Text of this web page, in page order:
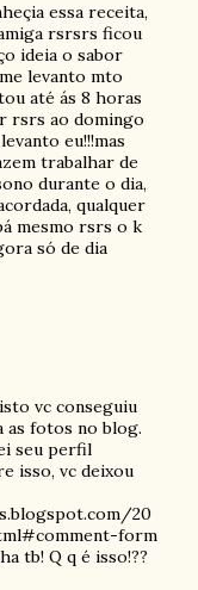
essa receita,
rsrsrs ficou
ideia o sabor
levanto mto
até ás 8 horas
rsrs ao domingo
eu!!!mas
trabalhar de
durante o dia,
qualquer
mesmo rsrs o k
só de dia
vc conseguiu
as fotos no blog.
seu perfil
isso, vc deixou
20
form
tb! Q q é isso!??